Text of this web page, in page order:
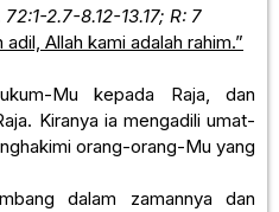
2.7-8.12-13.17; R: 7
Allah kami adalah rahim.”
Mu kepada Raja, dan
Kiranya ia mengadili umat-
orang-orang-Mu yang
dalam zamannya dan